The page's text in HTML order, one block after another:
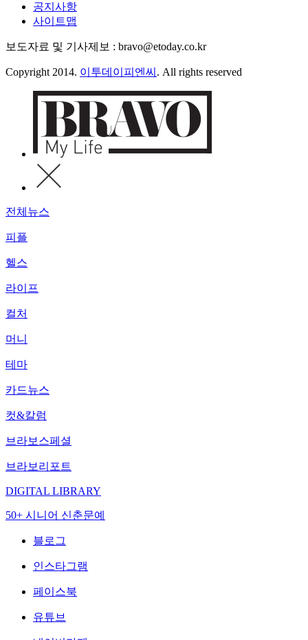
공지사항
사이트맵
보도자료 및 기사제보 : bravo@etoday.co.kr
Copyright 2014. 이투데이피엔씨 . All rights reserved
전체뉴스
피플
헬스
라이프
컬처
머니
테마
카드뉴스
컷&칼럼
브라보스페셜
브라보리포트
DIGITAL LIBRARY
50+ 시니어 신춘문예
블로그
인스타그램
페이스북
유튜브